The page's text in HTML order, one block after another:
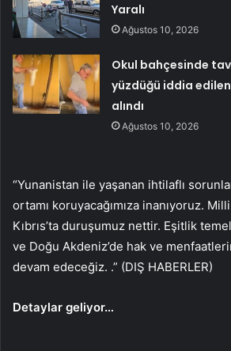
Yaralı
Ağustos 10, 2026
Okul bahçesinde
yüzdüğü iddia
alındı
Ağustos 10, 2026
“Yunanistan ile yaşanan ihtilaflı
ortamı koruyacağımıza inanıyoruz.
Kıbrıs’ta duruşumuz nettir. Eşitlik
ve Doğu Akdeniz’de hak ve
devam edeceğiz. .” (DIŞ HABERLER)
Detaylar geliyor…